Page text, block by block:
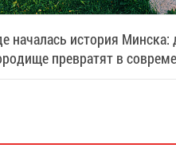
началась история Минска:
превратят в
центр